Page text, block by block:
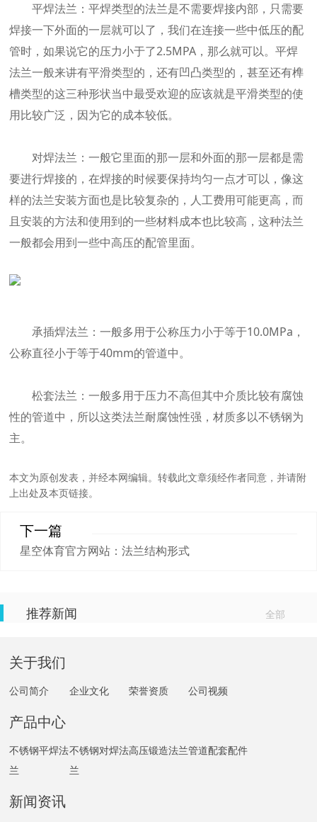
平焊法兰：平焊类型的法兰是不需要焊接内部，只需要
焊接一下外面的一层就可以了，我们在连接一些中低压的配
管时，如果说它的压力小于了2.5MPA，那么就可以。平焊
法兰一般来讲有平滑类型的，还有凹凸类型的，甚至还有榫
槽类型的这三种形状当中最受欢迎的应该就是平滑类型的使
用比较广泛，因为它的成本较低。
对焊法兰：一般它里面的那一层和外面的那一层都是需
要进行焊接的，在焊接的时候要保持均匀一点才可以，像这
样的法兰安装方面也是比较复杂的，人工费用可能更高，而
且安装的方法和使用到的一些材料成本也比较高，这种法兰
一般都会用到一些中高压的配管里面。
承插焊法兰：一般多用于公称压力小于等于10.0MPa，
公称直径小于等于40mm的管道中。
松套法兰：一般多用于压力不高但其中介质比较有腐蚀
性的管道中，所以这类法兰耐腐蚀性强，材质多以不锈钢为
主。
本文为原创发表，并经本网编辑。转载此文章须经作者同意，并请附
上出处及本页链接。
下一篇
星空体育官方网站：法兰结构形式
推荐新闻 全部
关于我们
公司简介 企业文化 荣誉资质 公司视频
产品中心
不锈钢平焊法
兰
不锈钢对焊法
兰
高压锻造法兰管道配套配件
新闻资讯